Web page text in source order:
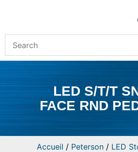
LED S/T/T
FACE RND
Accueil / Peterson/ LED